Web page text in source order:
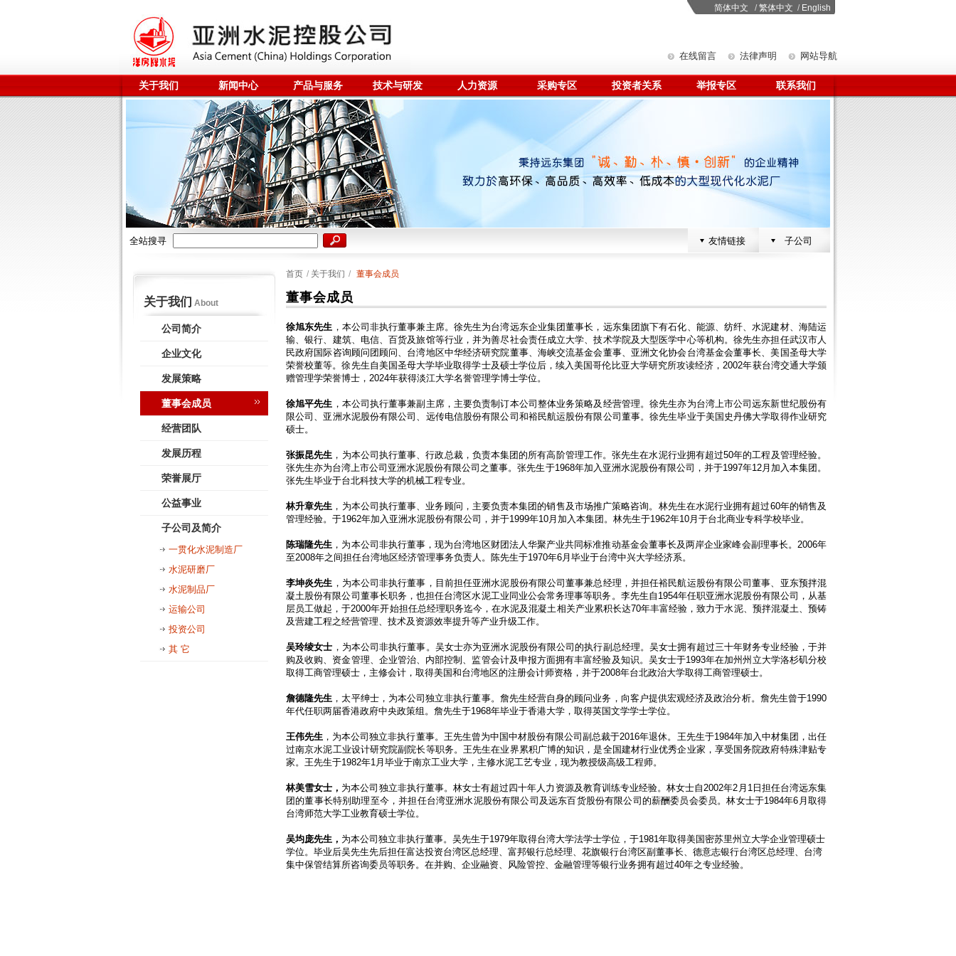
简体中文 / 繁体中文 / English
网站导航
法律声明
在线留言
关于我们 新闻中心 产品与服务 技术与研发 人力资源 采购专区 投资者关系 举报专区 联系我们
全站搜寻 子公司
友情链接
关于我们 About
公司简介
企业文化
发展策略
董事会成员
经营团队
发展历程
荣誉展厅
公益事业
子公司及简介
一贯化水泥制造厂
水泥研磨厂
水泥制品厂
运输公司
投资公司
其 它
首页 / 关于我们 / 董事会成员
董事会成员
徐旭东先生 ，本公司非执行董事兼主席。徐先生为台湾远东企业集团董事长，远东集团旗下有石化、能源、纺纤、水泥建材、海陆运
输、银行、建筑、电信、百货及旅馆等行业，并为善尽社会责任成立大学、技术学院及大型医学中心等机构。徐先生亦担任武汉市人
民政府国际咨询顾问团顾问、台湾地区中华经济研究院董事、海峡交流基金会董事、亚洲文化协会台湾基金会董事长、美国圣母大学
荣誉校董等。徐先生自美国圣母大学毕业取得学士及硕士学位后，续入美国哥伦比亚大学研究所攻读经济，2002年获台湾交通大学颁
赠管理学荣誉博士，2024年获得淡江大学名誉管理学博士学位。
徐旭平先生 ，本公司执行董事兼副主席，主要负责制订本公司整体业务策略及经营管理。徐先生亦为台湾上市公司远东新世纪股份有
限公司、亚洲水泥股份有限公司、远传电信股份有限公司和裕民航运股份有限公司董事。徐先生毕业于美国史丹佛大学取得作业研究
硕士。
张振昆先生 ，为本公司执行董事、行政总裁，负责本集团的所有高阶管理工作。张先生在水泥行业拥有超过50年的工程及管理经验。
张先生亦为台湾上市公司亚洲水泥股份有限公司之董事。张先生于1968年加入亚洲水泥股份有限公司，并于1997年12月加入本集团。
张先生毕业于台北科技大学的机械工程专业。
林升章先生 ，为本公司执行董事、业务顾问，主要负责本集团的销售及市场推广策略咨询。林先生在水泥行业拥有超过60年的销售及
管理经验。于1962年加入亚洲水泥股份有限公司，并于1999年10月加入本集团。林先生于1962年10月于台北商业专科学校毕业。
陈瑞隆先生 ，为本公司非执行董事，现为台湾地区财团法人华聚产业共同标准推动基金会董事长及两岸企业家峰会副理事长。 2006年
至2008年之间担任台湾地区经济管理事务负责人。陈先生于1970年6月毕业于台湾中兴大学经济系。
李坤炎先生 ，为本公司非执行董事，目前担任亚洲水泥股份有限公司董事兼总经理，并担任裕民航运股份有限公司董事、亚东预拌混
凝土股份有限公司董事长职务，也担任台湾区水泥工业同业公会常务理事等职务。李先生自 1954年任职亚洲水泥股份有限公司，从基
层员工做起，于2000年开始担任总经理职务迄今，在水泥及混凝土相关产业累积长达70年丰富经验，致力于水泥、预拌混凝土、预铸
及营建工程之经营管理、技术及资源效率提升等产业升级工作。
吴玲绫女士 ，为本公司非执行董事。吴女士亦为亚洲水泥股份有限公司的执行副总经理。吴女士拥有超过三十年财务专业经验，于并
购及收购、资金管理、企业管治、内部控制、监管会计及申报方面拥有丰富经验及知识。吴女士于1993年在加州州立大学洛杉矶分校
取得工商管理硕士，主修会计，取得美国和台湾地区的注册会计师资格，并于2008年台北政治大学取得工商管理硕士。
詹德隆先生 ，太平绅士，为本公司独立非执行董事。詹先生经营自身的顾问业务，向客户提供宏观经济及政治分析。詹先生曾于1990
年代任职两届香港政府中央政策组。詹先生于1968年毕业于香港大学，取得英国文学学士学位。
王伟先生 ，为本公司独立非执行董事。王先生曾为中国中材股份有限公司副总裁于2016年退休。王先生于1984年加入中材集团，出任
过南京水泥工业设计研究院副院长等职务。王先生在业界累积广博的知识，是全国建材行业优秀企业家，享受国务院政府特殊津贴专
家。王先生于1982年1月毕业于南京工业大学，主修水泥工艺专业，现为教授级高级工程师。
林美雪女士， 为本公司独立非执行董事。林女士有超过四十年人力资源及教育训练专业经验。林女士自2002年2月1日担任台湾远东集
团的董事长特别助理至今，并担任台湾亚洲水泥股份有限公司及远东百货股份有限公司的薪酬委员会委员。林女士于1984年6月取得
台湾师范大学工业教育硕士学位。
吴均庞先生， 为本公司独立非执行董事。吴先生于1979年取得台湾大学法学士学位，于1981年取得美国密苏里州立大学企业管理硕士
学位。毕业后吴先生先后担任富达投资台湾区总经理、富邦银行总经理、花旗银行台湾区副董事长、德意志银行台湾区总经理、台湾
集中保管结算所咨询委员等职务。在并购、企业融资、风险管控、金融管理等银行业务拥有超过40年之专业经验。